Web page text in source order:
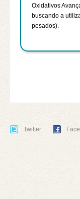
Oxidativos
buscando a
pesados).
Twitter